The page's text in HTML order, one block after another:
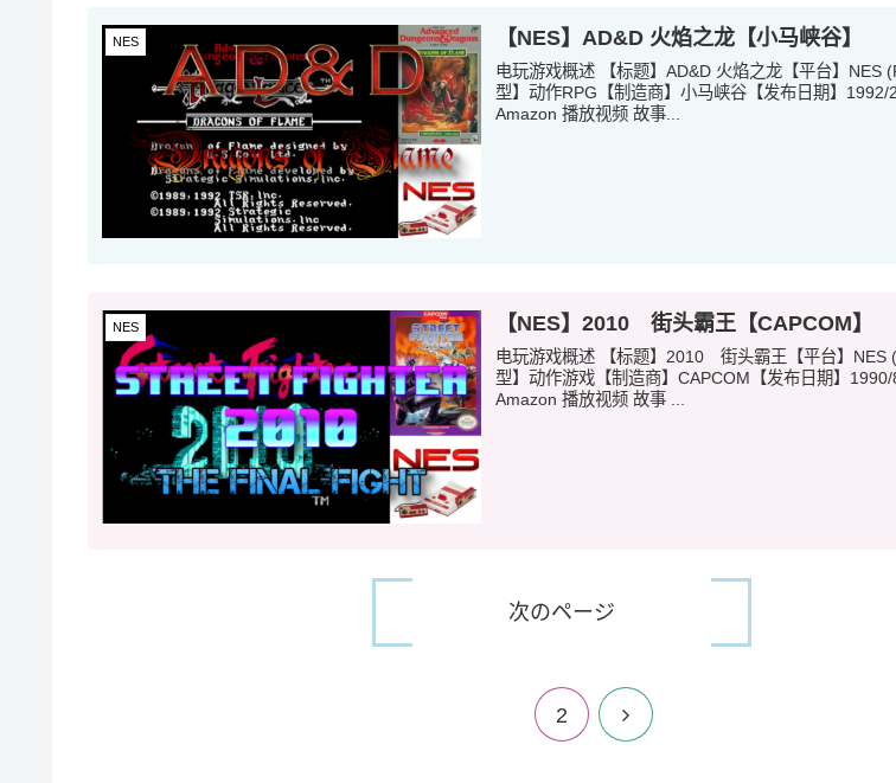
NES 【NES】AD&D 火焰之龙【小马峡谷】
电玩游戏概述 【标题】AD&D 火焰之龙【平台】NES
型】动作RPG【制造商】小马峡谷【发布日期】1992/
Amazon 播放视频 故事...
NES 【NES】2010 街头霸王【CAPCOM】
电玩游戏概述 【标题】2010 街头霸王【平台】NES
型】动作游戏【制造商】CAPCOM【发布日期】
Amazon 播放视频 故事 ...
次のページ
2